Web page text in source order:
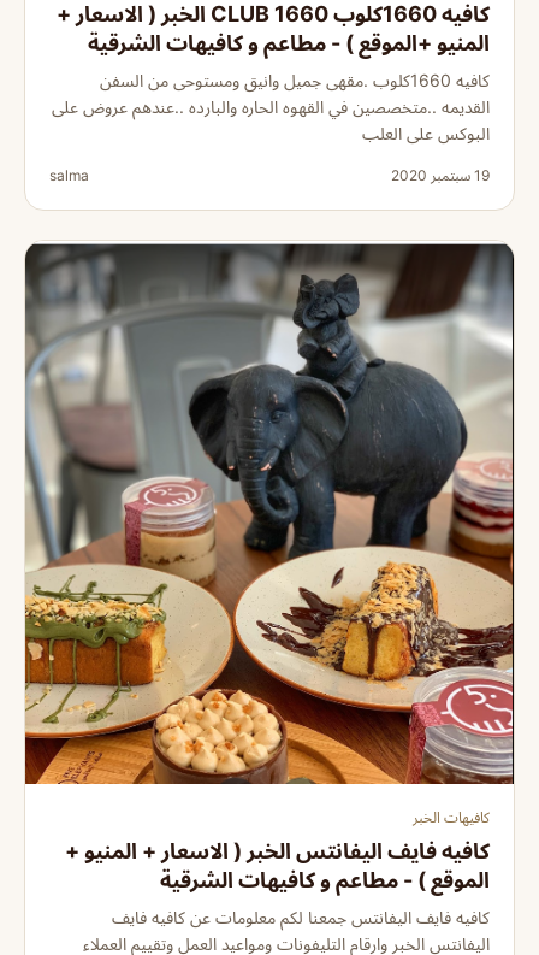
كافيه 1660كلوب 1660 CLUB الخبر ( الاسعار +
المنيو +الموقع ) - مطاعم و كافيهات الشرقية
كافيه 1660كلوب .مقهى جميل وانيق ومستوحى من السفن
القديمه ..متخصصين في القهوه الحاره والبارده ..عندهم عروض على
البوكس على العلب
19 سبتمبر 2020 salma
كافيهات الخبر
كافيه فايف اليفانتس الخبر ( الاسعار + المنيو +
الموقع ) - مطاعم و كافيهات الشرقية
كافيه فايف اليفانتس جمعنا لكم معلومات عن كافيه فايف
اليفانتس الخبر وارقام التليفونات ومواعيد العمل وتقييم العملاء